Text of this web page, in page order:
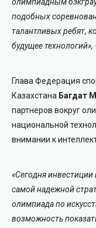
олимпиадным
подобных
талантливых ребят,
будущее технологий»,
Глава Федерация
Казахстана Багдат
партнеров вокруг
национальной
внимании к
«Сегодня
самой надежной
олимпиада по
возможность